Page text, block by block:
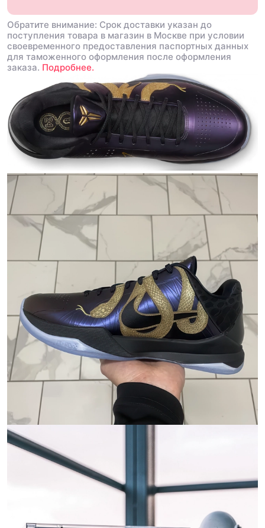
Обратите внимание: Срок доставки указан до
поступления товара в магазин в Москве при условии
своевременного предоставления паспортных данных
для таможенного оформления после оформления
заказа. Подробнее.